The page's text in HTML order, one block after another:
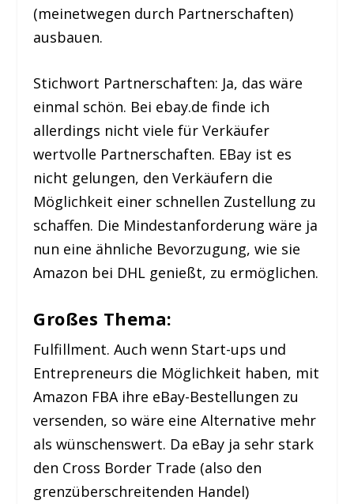
(meinetwegen durch Partnerschaften)
ausbauen.
Stichwort Partnerschaften: Ja, das wäre
einmal schön. Bei ebay.de finde ich
allerdings nicht viele für Verkäufer
wertvolle Partnerschaften. EBay ist es
nicht gelungen, den Verkäufern die
Möglichkeit einer schnellen Zustellung zu
schaffen. Die Mindestanforderung wäre ja
nun eine ähnliche Bevorzugung, wie sie
Amazon bei DHL genießt, zu ermöglichen.
Großes Thema:
Fulfillment. Auch wenn Start-ups und
Entrepreneurs die Möglichkeit haben, mit
Amazon FBA ihre eBay-Bestellungen zu
versenden, so wäre eine Alternative mehr
als wünschenswert. Da eBay ja sehr stark
den Cross Border Trade (also den
grenzüberschreitenden Handel)